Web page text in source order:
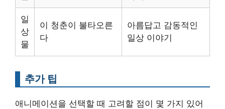
일
상
물
이 청춘이 불타오른
다
아름답고 감동적인
일상 이야기
추가 팁
애니메이션을 선택할 때 고려할 점이 몇 가지 있어